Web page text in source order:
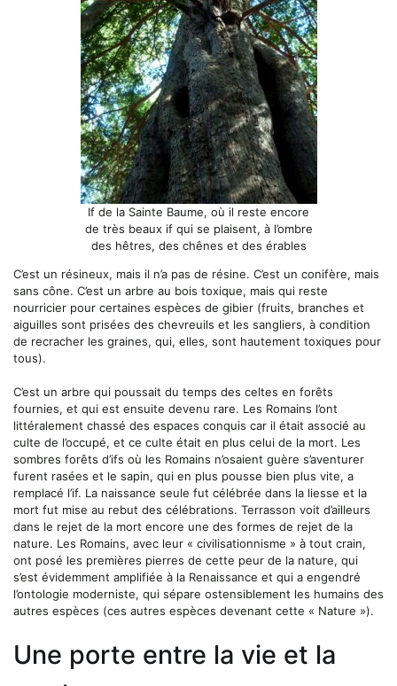
If de la Sainte Baume, où il reste encore
de très beaux if qui se plaisent, à l’ombre
des hêtres, des chênes et des érables
C’est un résineux, mais il n’a pas de résine. C’est un conifère, mais
sans cône. C’est un arbre au bois toxique, mais qui reste
nourricier pour certaines espèces de gibier (fruits, branches et
aiguilles sont prisées des chevreuils et les sangliers, à condition
de recracher les graines, qui, elles, sont hautement toxiques pour
tous).
C’est un arbre qui poussait du temps des celtes en forêts
fournies, et qui est ensuite devenu rare. Les Romains l’ont
littéralement chassé des espaces conquis car il était associé au
culte de l’occupé, et ce culte était en plus celui de la mort. Les
sombres forêts d’ifs où les Romains n’osaient guère s’aventurer
furent rasées et le sapin, qui en plus pousse bien plus vite, a
remplacé l’if. La naissance seule fut célébrée dans la liesse et la
mort fut mise au rebut des célébrations. Terrasson voit d’ailleurs
dans le rejet de la mort encore une des formes de rejet de la
nature. Les Romains, avec leur « civilisationnisme » à tout crain,
ont posé les premières pierres de cette peur de la nature, qui
s’est évidemment amplifiée à la Renaissance et qui a engendré
l’ontologie moderniste, qui sépare ostensiblement les humains des
autres espèces (ces autres espèces devenant cette « Nature »).
Une porte entre la vie et la